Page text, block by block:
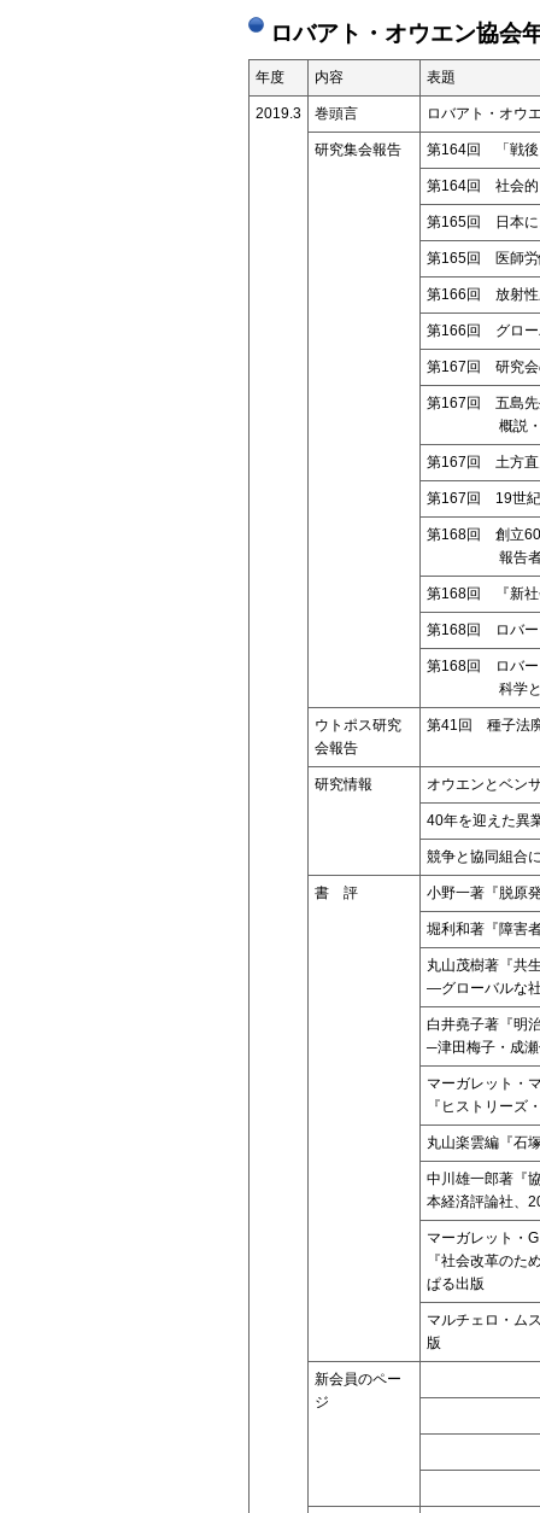
ロバアト・オウエン協
年度 内容 表題
2019.3 巻頭言 ロバアト・オウ
研究集会報告 第164回 「戦後
第164回 社会的
第165回 日本に
第165回 医師労
第166回 放射性
第166回 グロー
第167回 研究会
第167回 五島先
概説
第167回 土方直
第167回 19世紀
第168回 創立
報告
第168回 『新社
第168回 ロバー
第168回 ロバー
科学
ウトポス研究
会報告
第41回 種子法
研究情報 オウエンとベン
40年を迎えた異
競争と協同組合
書 評 小野一著『脱原
堀利和著『障害
丸山茂樹著『共
―グローバルな
白井堯子著『明
─津田梅子・成
マーガレット・
『ヒストリーズ
丸山楽雲編『石
中川雄一郎著『
本経済評論社、
マーガレット・
『社会改革のた
ぱる出版
マルチェロ・ム
版
新会員のペー
ジ